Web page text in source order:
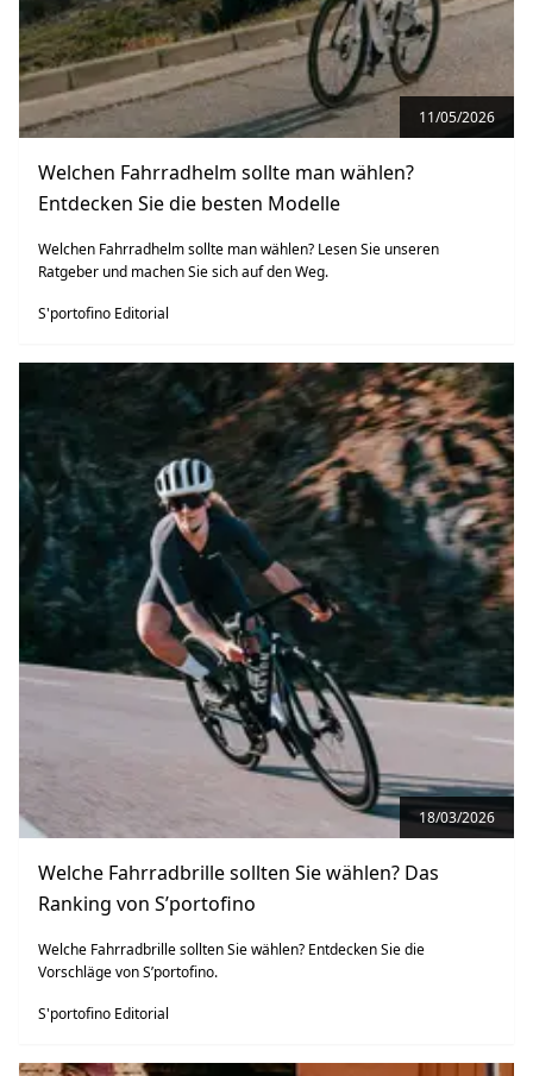
11/05/2026
Welchen Fahrradhelm sollte man wählen?
Entdecken Sie die besten Modelle
Welchen Fahrradhelm sollte man wählen? Lesen Sie unseren
Ratgeber und machen Sie sich auf den Weg.
S'portofino Editorial
18/03/2026
Welche Fahrradbrille sollten Sie wählen? Das
Ranking von S’portofino
Welche Fahrradbrille sollten Sie wählen? Entdecken Sie die
Vorschläge von S’portofino.
S'portofino Editorial